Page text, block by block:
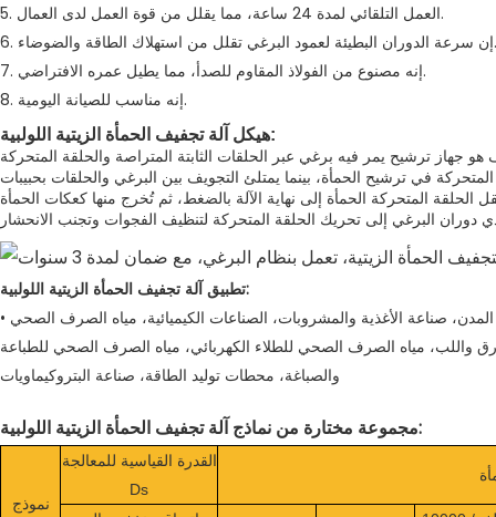
5. العمل التلقائي لمدة 24 ساعة، مما يقلل من قوة العمل لدى العمال.
6. إن سرعة الدوران البطيئة لعمود البرغي تقلل من استهلاك الطاقة والضوضاء.
7. إنه مصنوع من الفولاذ المقاوم للصدأ، مما يطيل عمره الافتراضي.
8. إنه مناسب للصيانة اليومية.
هيكل آلة تجفيف الحمأة الزيتية اللولبية:
في ترشيح الحمأة، بينما يمتلئ التجويف بين البرغي والحلقات بحبيبات
تطبيق آلة تجفيف الحمأة الزيتية اللولبية:
• مياه الصرف الصحي المختلطة غير المعالجة في المدن، صناعة الأغذية والمشروبات، الصناعات الكيميائية، مياه الصرف الصحي
واللب، مياه الصرف الصحي للطلاء الكهربائي، مياه الصرف الصحي للطباعة
والصباغة، محطات توليد الطاقة، صناعة البتروكيماويات
مجموعة مختارة من نماذج آلة تجفيف الحمأة الزيتية اللولبية:
نموذج
القدرة القياسية للمعالجة
Ds